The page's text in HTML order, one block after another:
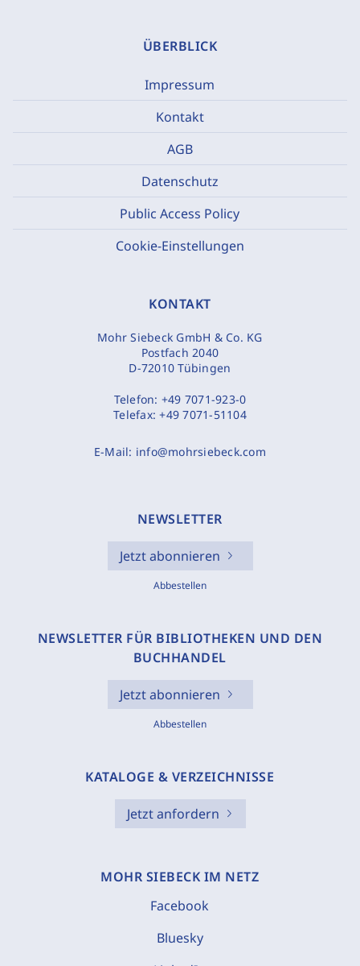
ÜBERBLICK
Impressum
Kontakt
AGB
Datenschutz
Public Access Policy
Cookie-Einstellungen
KONTAKT
Mohr Siebeck GmbH & Co. KG
Postfach 2040
D-72010 Tübingen
Telefon: +49 7071-923-0
Telefax:+49 7071-51104
E-Mail: info@mohrsiebeck.com
NEWSLETTER
Jetzt abonnieren
Abbestellen
NEWSLETTER FÜR BIBLIOTHEKEN UND DEN
BUCHHANDEL
Jetzt abonnieren
Abbestellen
KATALOGE & VERZEICHNISSE
Jetzt anfordern
MOHR SIEBECK IM NETZ
Facebook
Bluesky